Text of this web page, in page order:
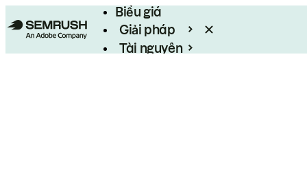
Biểu giá
Giải pháp
Tài nguyên